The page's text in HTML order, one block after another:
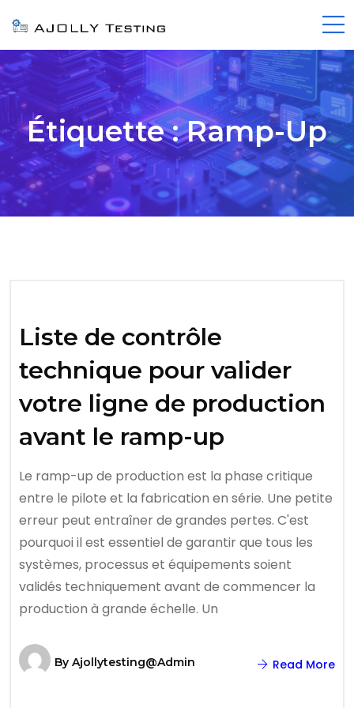
Étiquette :Ramp-Up
Liste de contrôle
technique pour valider
votre ligne de production
avant le ramp-up
Le ramp-up de production est la phase critique
entre le pilote et la fabrication en série. Une petite
erreur peut entraîner de grandes pertes. C'est
pourquoi il est essentiel de garantir que tous les
systèmes, processus et équipements soient
validés techniquement avant de commencer la
production à grande échelle. Un
By Ajollytesting@admin Read More